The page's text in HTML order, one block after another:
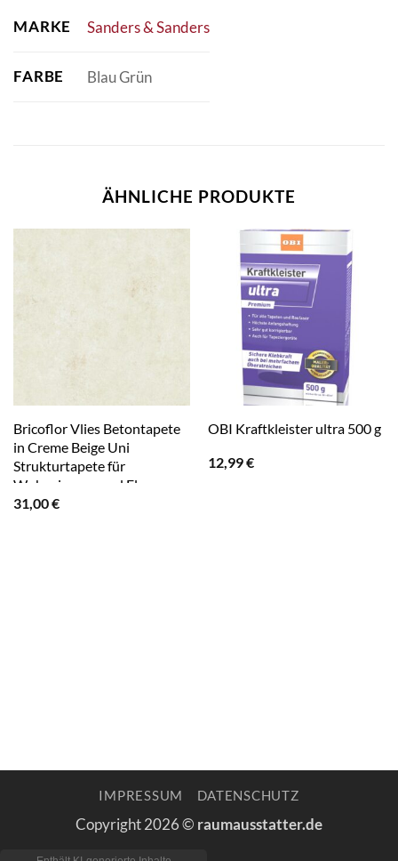
MARKE Sanders & Sanders
FARBE Blau Grün
ÄHNLICHE PRODUKTE
Bricoflor Vlies Betontapete
in Creme Beige Uni
Strukturtapete für
Wohnzimmer und Flur
Einfarbige Vliestapete
31,00€
OBI Kraftkleister ultra 500 g
12,99€
IMPRESSUM DATENSCHUTZ
Copyright 2026 © raumausstatter.de